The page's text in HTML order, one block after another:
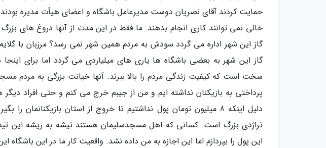
حمایت کردند آقای نصریان دوست مدیرعامل باشگاه و اعضای هیأت مدیره
خالی نمی توانند کاری انجام بدهند. ما فقط در این مدت از آنها دروغ های
گاز این شهر اداره می گردد سودش به مردم همین شهر نمی رسد؟ مرزبان با
گاز این شهر به بعضی باشگاه ها یاری های میلیاردی می گردد اما برای
سخت است که کیفیت زندگی مردم را بالا ببرند. آنها خیانت بزرگی به مردم
پرداختی به بازیکنان نداشته ایم و من از جیبم خرج می کنم و حتی افراد
دلیل اینکه 8 میلیون تومان پول نداشتیم تا خروج از استان بازیکنانمان
تراژدی بزرگ است. کسانی که اهل مسجدسلیمان هستند تیشه به ریشه این
این پول را بپردازم اما این اجازه به من داده نشد. واقعیت کار ما در این باشگاه